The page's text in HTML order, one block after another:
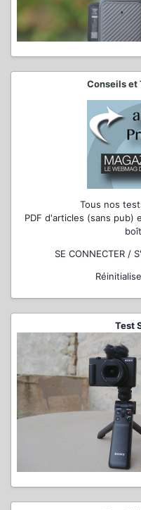
Conseils et
Tous nos
PDF d'articles (sans pub)
SE CONNECTER /
Test